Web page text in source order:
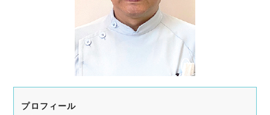
プロフィール